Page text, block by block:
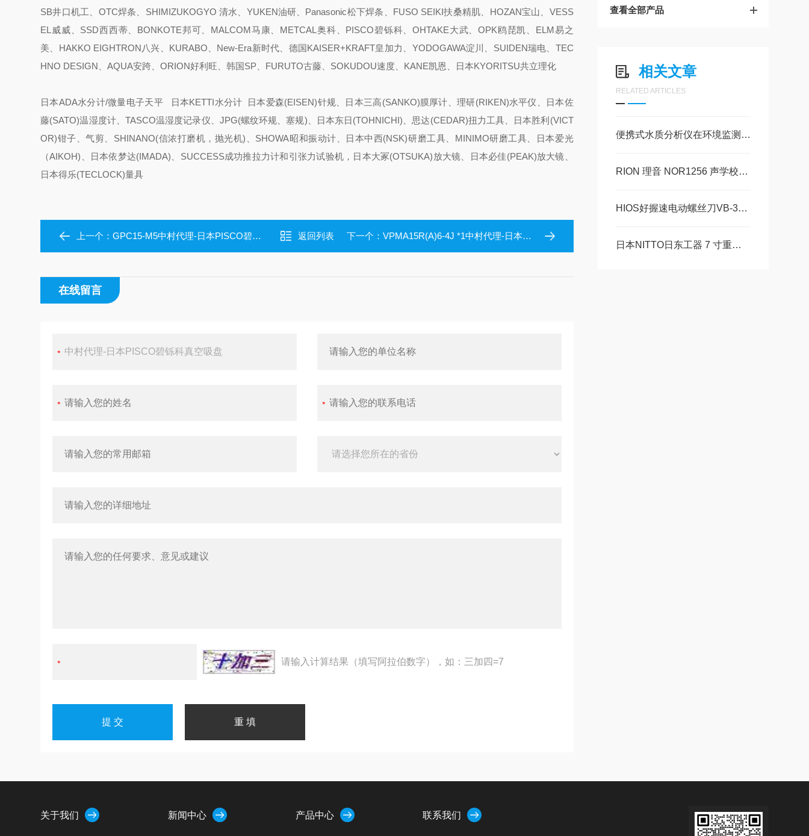
查看全部产品
相关文章
RELATED ARTICLES
便携式水质分析仪在环境监测中的应用
RION 理音 NOR1256 声学校准器：声学测量的精准守护者
HIOS好握速电动螺丝刀VB-3012PS的特点
日本NITTO日东工器 7 寸重型气动角磨机MAG-70解决方案
SB井口机工、OTC焊条、SHIMIZUKOGYO 清水、YUKEN油研、Panasonic松下焊条、FUSO SEIKI扶桑精肌、HOZAN宝山、VESS
EL威威、SSD西西蒂、BONKOTE邦可、MALCOM马康、METCAL奥科、PISCO碧铄科、OHTAKE大武、OPK鸥琵凯、ELM易之
美、HAKKO EIGHTRON八兴、KURABO、New-Era新时代、德国KAISER+KRAFT皇加力、YODOGAWA淀川、SUIDEN瑞电、TEC
HNO DESIGN、AQUA安跨、ORION好利旺、韩国SP、FURUTO古藤、SOKUDOU速度、KANE凯恩、日本KYORITSU共立理化
日本ADA水分计/微量电子天平 日本KETTI水分计 日本爱森(EISEN)针规、日本三高(SANKO)膜厚计、理研(RIKEN)水平仪、日本佐
藤(SATO)温湿度计、TASCO温湿度记录仪、JPG(螺纹环规、塞规)、日本东日(TOHNICHI)、思达(CEDAR)扭力工具、日本胜利(VICT
OR)钳子、气剪、SHINANO(信浓打磨机，抛光机)、SHOWA昭和振动计、日本中西(NSK)研磨工具、MINIMO研磨工具、日本爱光
（AIKOH)、日本依梦达(IMADA)、SUCCESS成功推拉力计和引张力试验机，日本大冢(OTSUKA)放大镜、日本必佳(PEAK)放大镜、
日本得乐(TECLOCK)量具
上一个：GPC15-M5中村代理-日本PISCO碧铄科压力表 返回列表 下一个： VPMA15R(A)6-4J *1中村代理-日本PISCO碧铄科真空吸盘
在线留言
请输入计算结果（填写阿拉伯数字），如：三加四=7
关于我们 新闻中心 产品中心 联系我们